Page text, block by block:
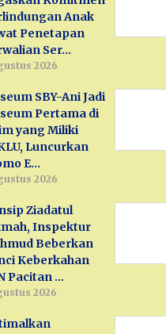
Anak
Penetapan
Ser…
2026
SBY-Ani Jadi
Pertama di
yang Miliki
Luncurkan
E…
2026
Ziadatul
Inspektur
Beberkan
Keberkahan
Pacitan …
2026